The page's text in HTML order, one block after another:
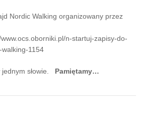
Nordic Walking organizowany przez
n-startuj-zapisy-do-
1154
słowie. Pamiętamy…